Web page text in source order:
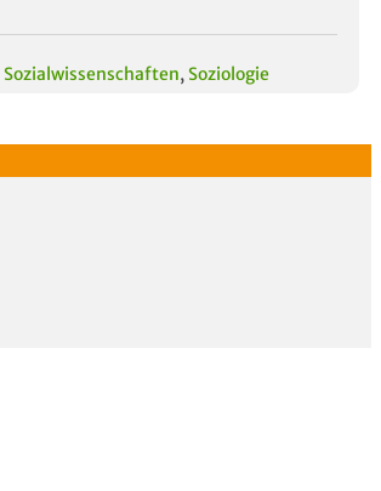
Sozialwissenschaften, Soziologie